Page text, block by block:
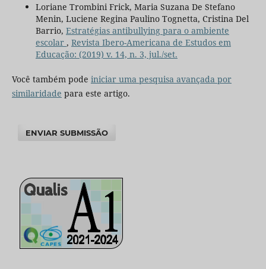
Loriane Trombini Frick, Maria Suzana De Stefano
Menin, Luciene Regina Paulino Tognetta, Cristina Del
Barrio, Estratégias antibullying para o ambiente
escolar , Revista Ibero-Americana de Estudos em
Educação: (2019) v. 14, n. 3, jul./set.
Você também pode iniciar uma pesquisa avançada por
similaridade para este artigo.
ENVIAR SUBMISSÃO